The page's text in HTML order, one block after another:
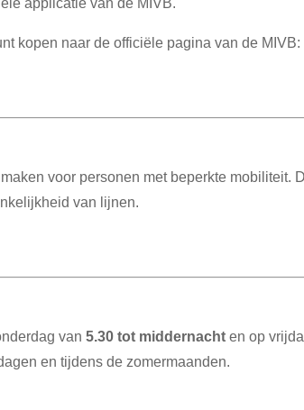
kopen naar de officiële pagina van de MIVB:
voor personen met beperkte mobiliteit.
van lijnen.
van5.30 tot middernacht en op
en tijdens de zomermaanden.